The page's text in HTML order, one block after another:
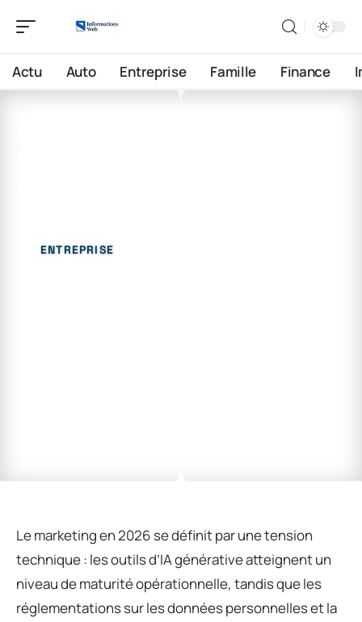
Actu Auto Entreprise Famille Finance
ENTREPRISE
Le marketing en 2026 se définit par une tension
technique : les outils d’IA générative atteignent un
niveau de maturité opérationnelle, tandis que les
réglementations sur les données personnelles et la